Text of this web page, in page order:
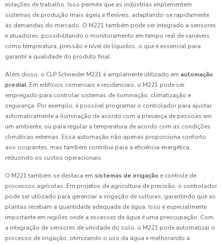
estações de trabalho. Isso permite que as indústrias implementem
sistemas de produção mais ágeis e flexíveis, adaptando-se rapidamente
às demandas do mercado. O M221 também pode ser integrado a sensores
e atuadores, possibilitando o monitoramento em tempo real de variáveis
como temperatura, pressão e nível de líquidos, o que é essencial para
garantir a qualidade do produto final.
Além disso, o CLP Schneider M221 é amplamente utilizado em automação
predial. Em edifícios comerciais e residenciais, o M221 pode ser
empregado para controlar sistemas de iluminação, climatização e
segurança. Por exemplo, é possível programar o controlador para ajustar
automaticamente a iluminação de acordo com a presença de pessoas em
um ambiente, ou para regular a temperatura de acordo com as condições
climáticas externas. Essa automação não apenas proporciona conforto
aos ocupantes, mas também contribui para a eficiência energética,
reduzindo os custos operacionais.
O M221 também se destaca em sistemas de irrigação e controle de
processos agrícolas. Em projetos de agricultura de precisão, o controlador
pode ser utilizado para gerenciar a irrigação de culturas, garantindo que as
plantas recebam a quantidade adequada de água. Isso é especialmente
importante em regiões onde a escassez de água é uma preocupação. Com
a integração de sensores de umidade do solo, o M221 pode automatizar o
processo de irrigação, otimizando o uso da água e melhorando a